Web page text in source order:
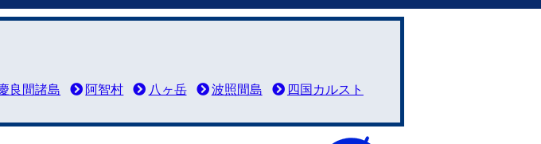
良間諸島 阿智村 八ヶ岳 波照間島 四国カルスト